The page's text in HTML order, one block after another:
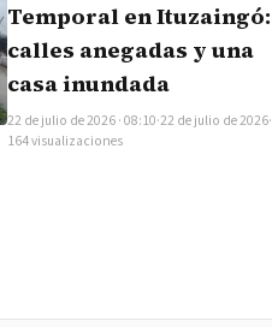
Temporal en Ituzaingó:
calles anegadas y una
casa inundada
22 de julio de 2026 · 08:10·22 de julio de 2026·
164 visualizaciones